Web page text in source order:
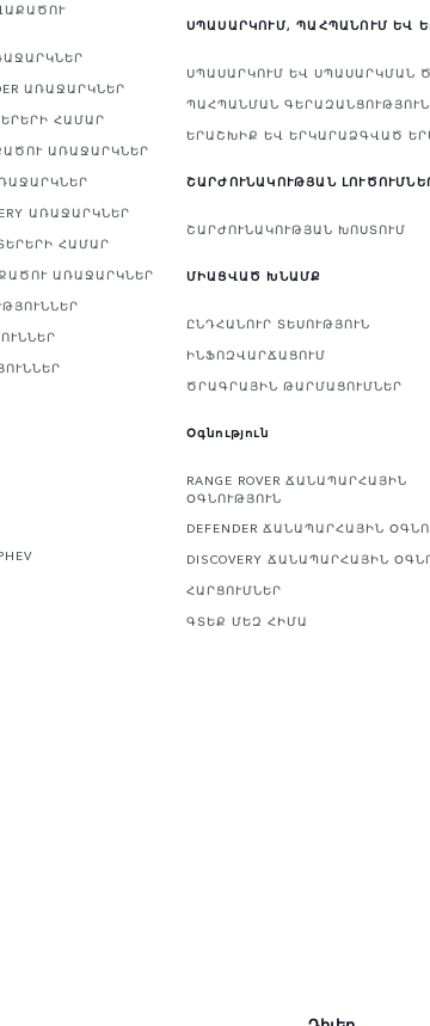
ԱՌԱՋԱՐԿՆԵՐ
ՀԱՄԱՐ
ԱՌԱՋԱՐԿՆԵՐ
ԱՌԱՋԱՐԿՆԵՐ
ՀԱՄԱՐ
ԱՌԱՋԱՐԿՆԵՐ
ՍՊԱՍԱՐԿՈՒՄ, ՊԱՀՊԱՆՈՒՄ ԵՎ
ՍՊԱՍԱՐԿՈՒՄ ԵՎ ՍՊԱՍԱՐԿՄԱՆ
ՊԱՀՊԱՆՄԱՆ ԳԵՐԱԶԱՆՑՈՒԹՅՈՒՆ
ԵՐԱՇԽԻՔ ԵՎ ԵՐԿԱՐԱՁԳՎԱԾ
ՇԱՐԺՈՒՆԱԿՈՒԹՅԱՆ
ՇԱՐԺՈՒՆԱԿՈՒԹՅԱՆ ԽՈՍՏՈՒՄ
ՄԻԱՑՎԱԾ ԽՆԱՄՔ
ԸՆԴՀԱՆՈՒՐ ՏԵՍՈՒԹՅՈՒՆ
ԻՆՖՈԶՎԱՐՃԱՑՈՒՄ
ԾՐԱԳՐԱՅԻՆ ԹԱՐՄԱՑՈՒՄՆԵՐ
Օգնություն
RANGE ROVER ՃԱՆԱՊԱՐՀԱՅԻՆ
ՕԳՆՈՒԹՅՈՒՆ
DEFENDER ՃԱՆԱՊԱՐՀԱՅԻՆ
DISCOVERY ՃԱՆԱՊԱՐՀԱՅԻՆ
ՀԱՐՑՈՒՄՆԵՐ
ԳՏԵՔ ՄԵԶ ՀԻՄԱ